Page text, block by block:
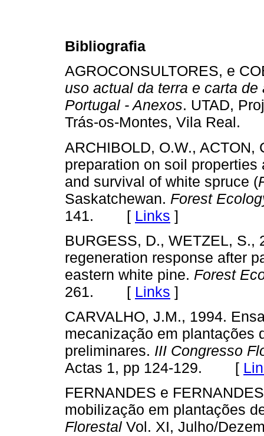
Bibliografia
AGROCONSULTORES, e
uso actual da terra e carta
Portugal - Anexos. UTAD,
Trás-os-Montes, Vila
ARCHIBOLD, O.W., ACTON,
preparation on soil
and survival of white spruce (
Saskatchewan. Forest
141. [ Links ]
BURGESS, D., WETZEL,
regeneration response after
eastern white pine. Forest
261. [ Links ]
CARVALHO, J.M., 1994.
mecanização em plantações
preliminares. III Congresso
Actas 1, pp 124-129. [
FERNANDES e
mobilização em plantações
Florestal Vol. XI, Julho/